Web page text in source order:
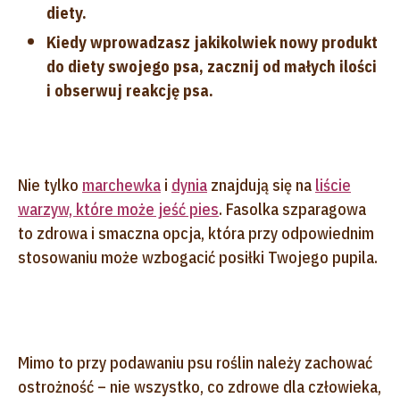
diety.
Kiedy wprowadzasz jakikolwiek nowy produkt
do diety swojego psa, zacznij od małych ilości
i obserwuj reakcję psa.
Nie tylko marchewka i dynia znajdują się na liście
warzyw, które może jeść pies. Fasolka szparagowa
to zdrowa i smaczna opcja, która przy odpowiednim
stosowaniu może wzbogacić posiłki Twojego pupila.
Mimo to przy podawaniu psu roślin należy zachować
ostrożność – nie wszystko, co zdrowe dla człowieka,